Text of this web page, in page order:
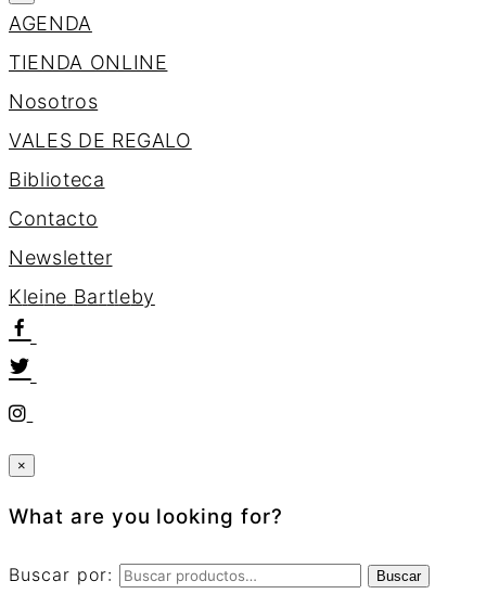
AGENDA
TIENDA ONLINE
Nosotros
VALES DE REGALO
Biblioteca
Contacto
Newsletter
Kleine Bartleby
×
What are you looking for?
Buscar por: Buscar